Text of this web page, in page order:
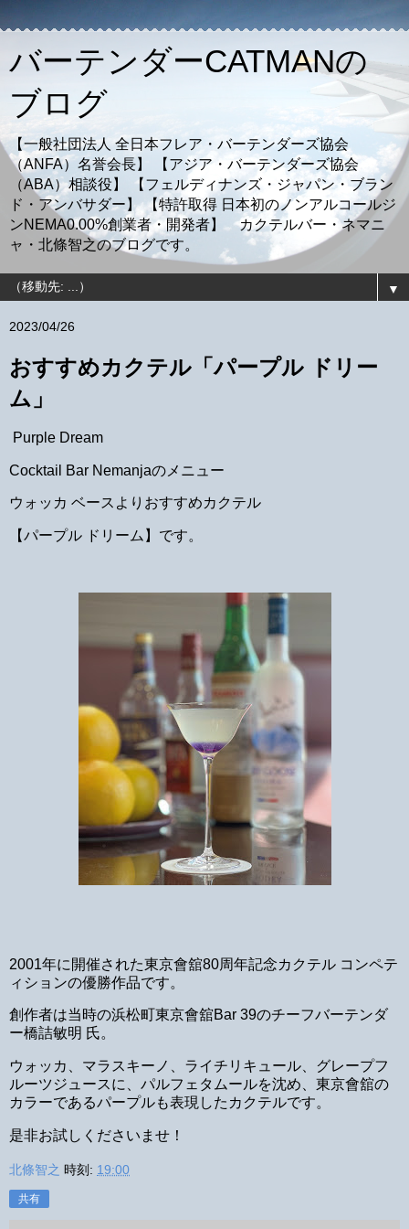
バーテンダーCATMANの
ブログ
【一般社団法人 全日本フレア・バーテンダーズ協会
（ANFA）名誉会長】 【アジア・バーテンダーズ協会
（ABA）相談役】 【フェルディナンズ・ジャパン・ブラン
ド・アンバサダー】 【特許取得 日本初のノンアルコールジ
ンNEMA0.00%創業者・開発者】 カクテルバー・ネマニ
ャ・北條智之のブログです。
▼
2023/04/26
おすすめカクテル「パープル ドリー
ム」
Purple Dream
Cocktail Bar Nemanjaのメニュー
ウォッカ ベースよりおすすめカクテル
【パープル ドリーム】です。
2001年に開催された東京會舘80周年記念カクテル コンペテ
ィションの優勝作品です。
創作者は当時の浜松町東京會舘Bar 39のチーフバーテンダ
ー橋詰敏明 氏。
ウォッカ、マラスキーノ、ライチリキュール、グレープフ
ルーツジュースに、パルフェタムールを沈め、東京會舘の
カラーであるパープルも表現したカクテルです。
是非お試しくださいませ！
北條智之 時刻: 19:00
共有